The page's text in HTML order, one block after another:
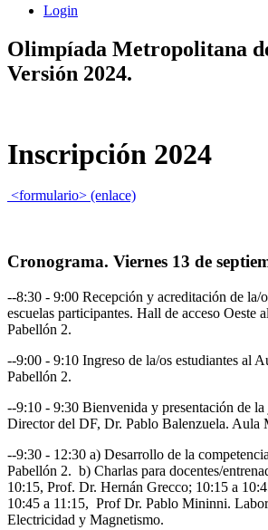
Login
Olimpíada Metropolitana
Versión 2024.
Inscripción 2024
<formulario> (enlace)
Cronograma. Viernes 13 de
--8:30 - 9:00 Recepción y acreditación de la/
escuelas participantes. Hall de acceso Oeste
Pabellón 2.
--9:00 - 9:10 Ingreso de la/os estudiantes al
Pabellón 2.
--9:10 - 9:30 Bienvenida y presentación de la
Director del DF, Dr. Pablo Balenzuela. Aula
--9:30 - 12:30 a) Desarrollo de la
Pabellón 2. b) Charlas para docentes/
10:15, Prof. Dr. Hernán Grecco; 10:15 a
10:45 a 11:15, Prof Dr. Pablo Mininni.
Electricidad y Magnetismo.